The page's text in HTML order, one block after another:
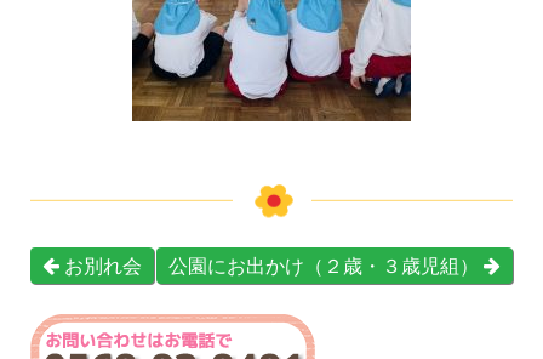
お別れ会 公園にお出かけ（２歳・３歳児組）